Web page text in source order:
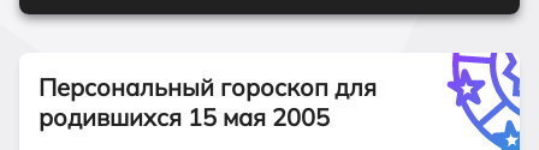
Персональный гороскоп для
родившихся 15 мая 2005